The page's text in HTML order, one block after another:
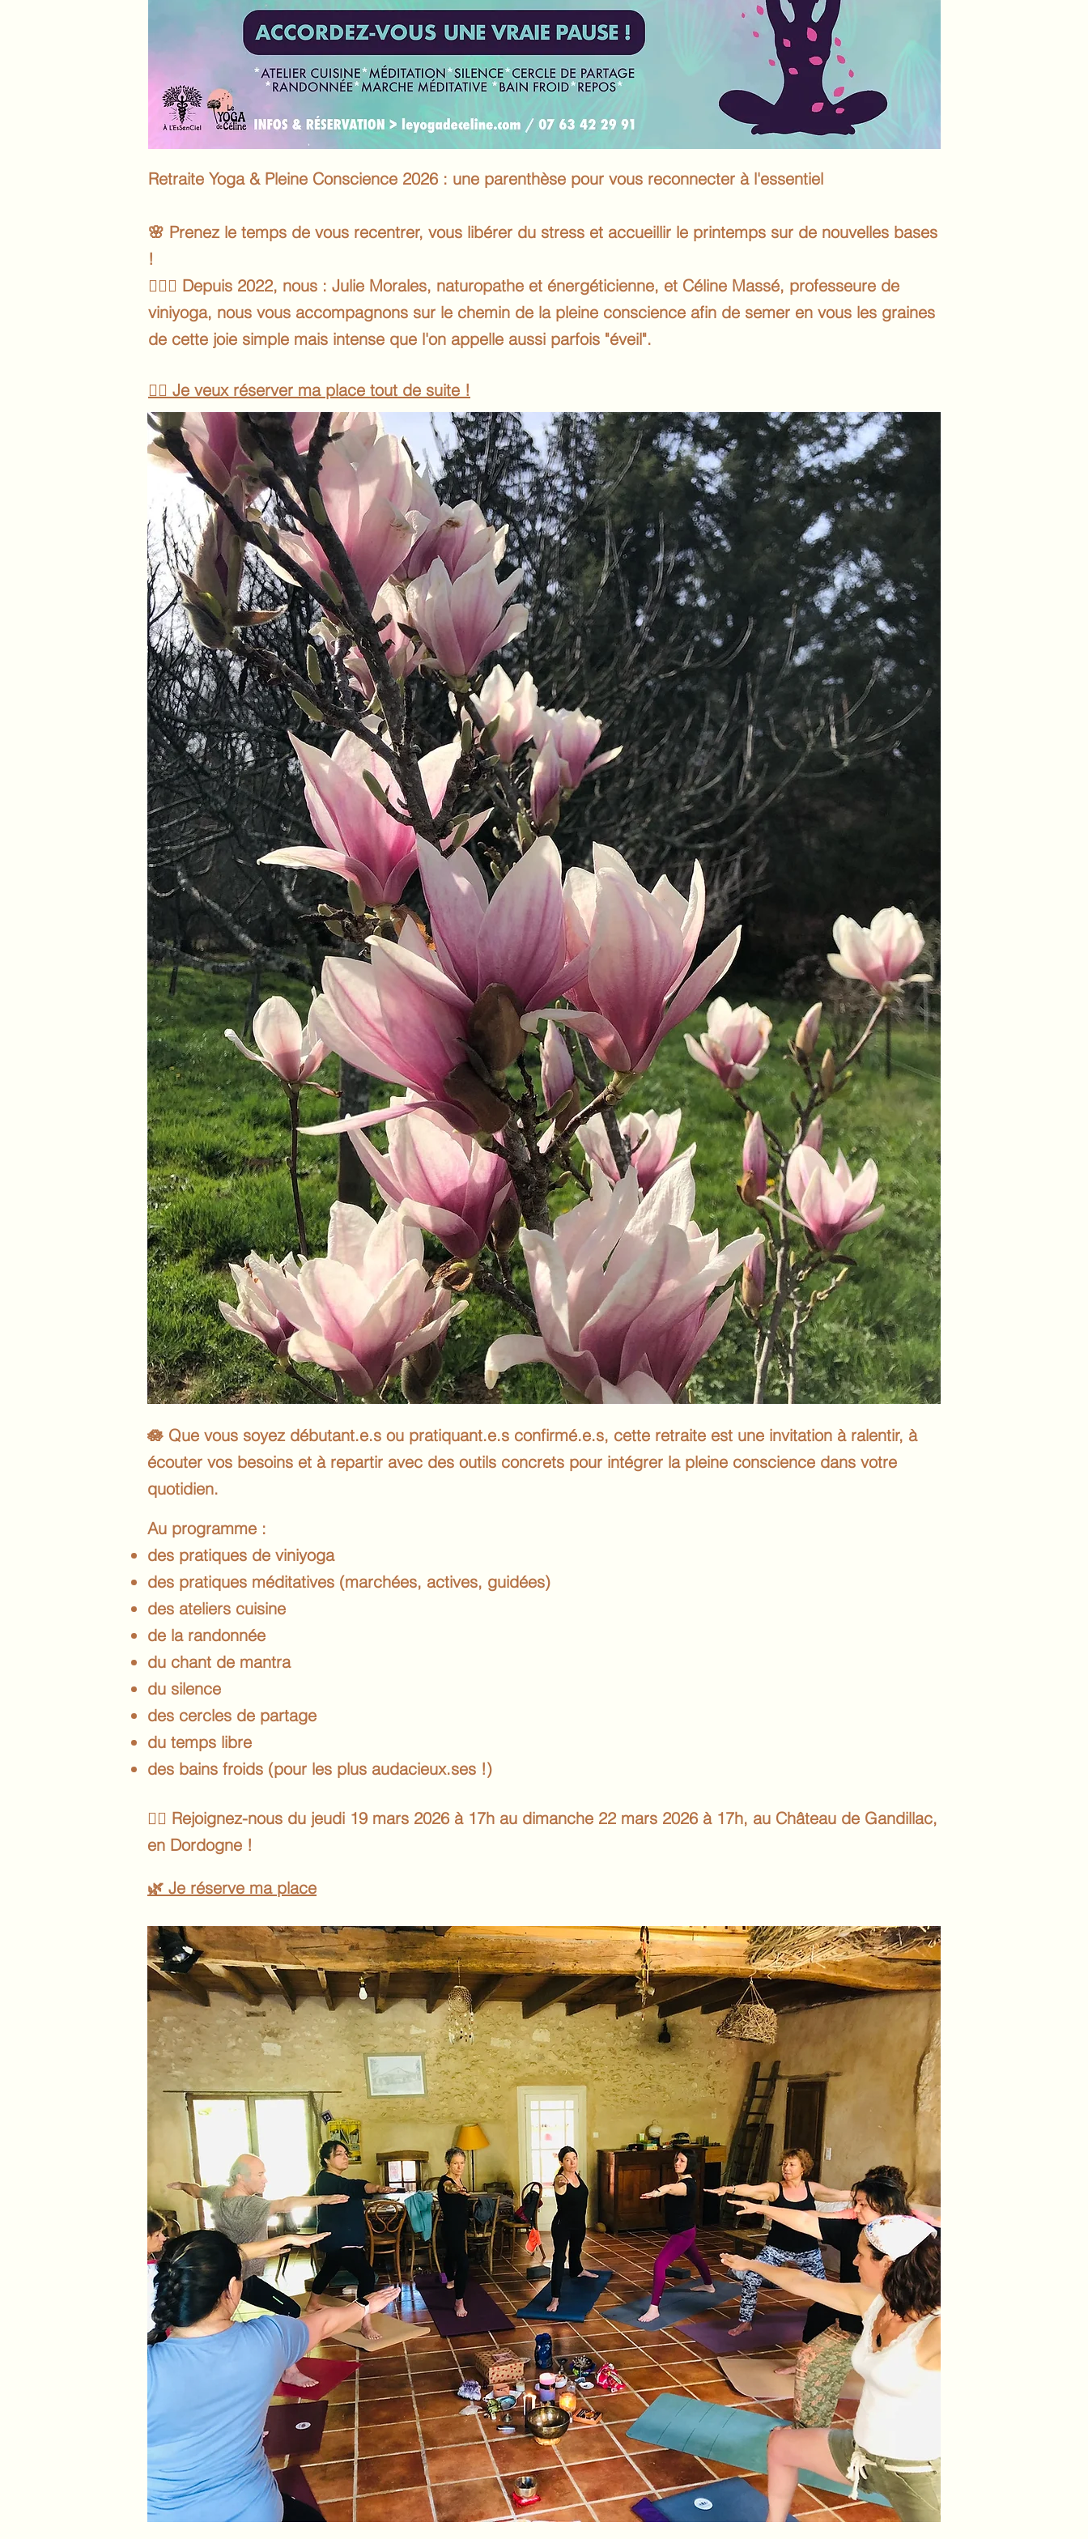
Retraite Yoga & Pleine Conscience 2026 : une parenthèse pour vous reconnecter à l'essentiel
🌸 Prenez le temps de vous recentrer, vous libérer du stress et accueillir le printemps sur de nouvelles bases
!
🧘🏻‍♀️ Depuis 2022, nous : Julie Morales, naturopathe et énergéticienne, et Céline Massé, professeure de
viniyoga, nous vous accompagnons sur le chemin de la pleine conscience afin de semer en vous les graines
de cette joie simple mais intense que l'on appelle aussi parfois "éveil".
👍🏻 Je veux réserver ma place tout de suite !
🪷 Que vous soyez débutant.e.s ou pratiquant.e.s confirmé.e.s, cette retraite est une invitation à ralentir, à
écouter vos besoins et à repartir avec des outils concrets pour intégrer la pleine conscience dans votre
quotidien.
Au programme :
des pratiques de viniyoga
des pratiques méditatives (marchées, actives, guidées)
des ateliers cuisine
de la randonnée
du chant de mantra
du silence
des cercles de partage
du temps libre
des bains froids (pour les plus audacieux.ses !)
👉🏻 Rejoignez-nous du jeudi 19 mars 2026 à 17h au dimanche 22 mars 2026 à 17h, au Château de Gandillac,
en Dordogne !
🌿 Je réserve ma place